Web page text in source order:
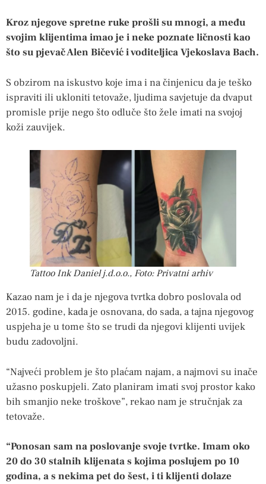
Kroz njegove spretne ruke prošli su mnogi, a među
svojim klijentima imao je i neke poznate ličnosti kao
što su pjevač Alen Bičević i voditeljica Vjekoslava Bach.
S obzirom na iskustvo koje ima i na činjenicu da je teško
ispraviti ili ukloniti tetovaže, ljudima savjetuje da dvaput
promisle prije nego što odluče što žele imati na svojoj
koži zauvijek.
Tattoo Ink Daniel j.d.o.o., Foto: Privatni arhiv
Kazao nam je i da je njegova tvrtka dobro poslovala od
2015. godine, kada je osnovana, do sada, a tajna njegovog
uspjeha je u tome što se trudi da njegovi klijenti uvijek
budu zadovoljni.
“Najveći problem je što plaćam najam, a najmovi su inače
užasno poskupjeli. Zato planiram imati svoj prostor kako
bih smanjio neke troškove”, rekao nam je stručnjak za
tetovaže.
“Ponosan sam na poslovanje svoje tvrtke. Imam oko
20 do 30 stalnih klijenata s kojima poslujem po 10
godina, a s nekima pet do šest, i ti klijenti dolaze